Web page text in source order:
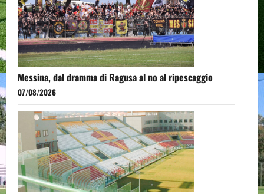
Messina, dal dramma di Ragusa al no al ripescaggio
07/08/2026